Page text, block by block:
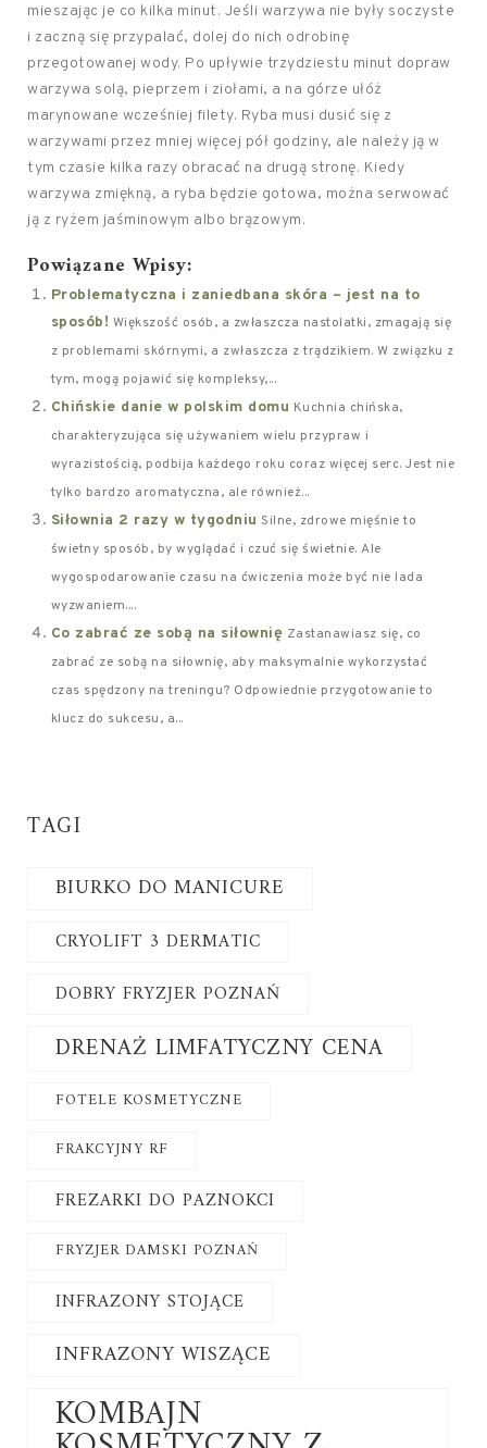
mieszając je co kilka minut. Jeśli warzywa nie były soczyste
i zaczną się przypalać, dolej do nich odrobinę
przegotowanej wody. Po upływie trzydziestu minut dopraw
warzywa solą, pieprzem i ziołami, a na górze ułóż
marynowane wcześniej filety. Ryba musi dusić się z
warzywami przez mniej więcej pół godziny, ale należy ją w
tym czasie kilka razy obracać na drugą stronę. Kiedy
warzywa zmiękną, a ryba będzie gotowa, można serwować
ją z ryżem jaśminowym albo brązowym.
Powiązane Wpisy:
Problematyczna i zaniedbana skóra – jest na to
sposób! Większość osób, a zwłaszcza nastolatki, zmagają się
z problemami skórnymi, a zwłaszcza z trądzikiem. W związku z
tym, mogą pojawić się kompleksy,...
Chińskie danie w polskim domu Kuchnia chińska,
charakteryzująca się używaniem wielu przypraw i
wyrazistością, podbija każdego roku coraz więcej serc. Jest nie
tylko bardzo aromatyczna, ale również...
Siłownia 2 razy w tygodniu Silne, zdrowe mięśnie to
świetny sposób, by wyglądać i czuć się świetnie. Ale
wygospodarowanie czasu na ćwiczenia może być nie lada
wyzwaniem....
Co zabrać ze sobą na siłownię Zastanawiasz się, co
zabrać ze sobą na siłownię, aby maksymalnie wykorzystać
czas spędzony na treningu? Odpowiednie przygotowanie to
klucz do sukcesu, a...
TAGI
BIURKO DO MANICURE
CRYOLIFT 3 DERMATIC
DOBRY FRYZJER POZNAŃ
DRENAŻ LIMFATYCZNY CENA
FOTELE KOSMETYCZNE
FRAKCYJNY RF
FREZARKI DO PAZNOKCI
FRYZJER DAMSKI POZNAŃ
INFRAZONY STOJĄCE
INFRAZONY WISZĄCE
KOMBAJN